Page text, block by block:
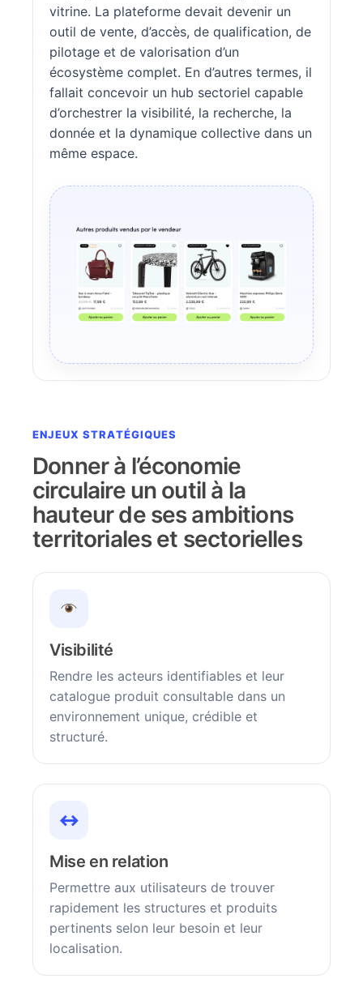
vitrine. La plateforme devait devenir un
outil de vente, d’accès, de qualification, de
pilotage et de valorisation d’un
écosystème complet. En d’autres termes, il
fallait concevoir un hub sectoriel capable
d’orchestrer la visibilité, la recherche, la
donnée et la dynamique collective dans un
même espace.
ENJEUX STRATÉGIQUES
Donner à l’économie
circulaire un outil à la
hauteur de ses ambitions
territoriales et sectorielles
Visibilité
Rendre les acteurs identifiables et leur
catalogue produit consultable dans un
environnement unique, crédible et
structuré.
↔
Mise en relation
Permettre aux utilisateurs de trouver
rapidement les structures et produits
pertinents selon leur besoin et leur
localisation.